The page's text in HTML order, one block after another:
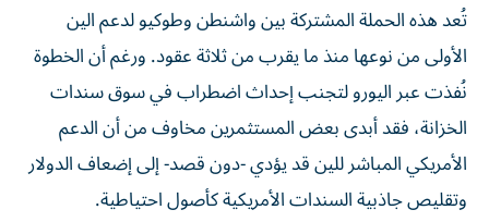
تُعد هذه الحملة المشتركة بين واشنطن وطوكيو لدعم الين
الأولى من نوعها منذ ما يقرب من ثلاثة عقود. ورغم أن الخطوة
نُفذت عبر اليورو لتجنب إحداث اضطراب في سوق سندات
الخزانة، فقد أبدى بعض المستثمرين مخاوف من أن الدعم
الأمريكي المباشر للين قد يؤدي -دون قصد- إلى إضعاف الدولار
وتقليص جاذبية السندات الأمريكية كأصول احتياطية.